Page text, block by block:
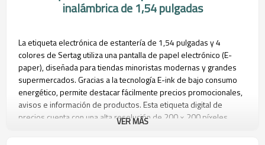
inalámbrica de 1,54 pulgadas
La etiqueta electrónica de estantería de 1,54 pulgadas y 4
colores de Sertag utiliza una pantalla de papel electrónico (E-
paper), diseñada para tiendas minoristas modernas y grandes
supermercados. Gracias a la tecnología E-ink de bajo consumo
energético, permite destacar fácilmente precios promocionales,
avisos e información de productos. Esta etiqueta digital de
precios cuenta con una alta resolución de 200 × 200 píxeles,
VER MÁS